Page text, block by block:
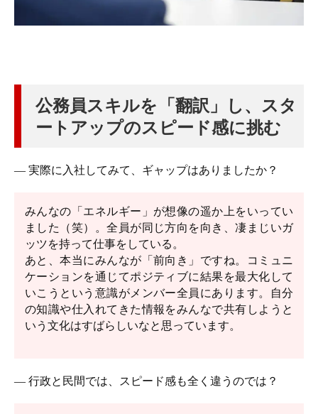
公務員スキルを「翻訳」し、スタ
ートアップのスピード感に挑む
― 実際に入社してみて、ギャップはありましたか？
みんなの「エネルギー」が想像の遥か上をいってい
ました（笑）。全員が同じ方向を向き、凄まじいガ
ッツを持って仕事をしている。
あと、本当にみんなが「前向き」ですね。コミュニ
ケーションを通じてポジティブに結果を最大化して
いこうという意識がメンバー全員にあります。自分
の知識や仕入れてきた情報をみんなで共有しようと
いう文化はすばらしいなと思っています。
― 行政と民間では、スピード感も全く違うのでは？